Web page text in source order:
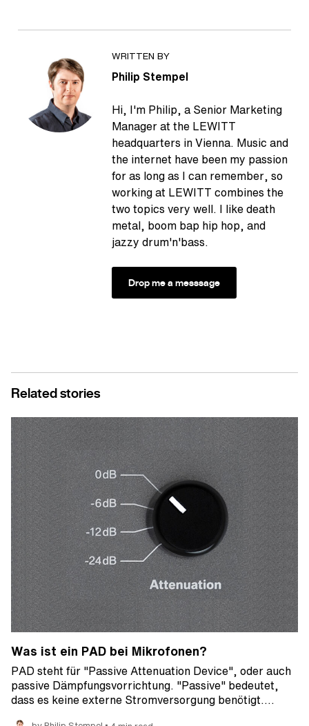
WRITTEN BY
Philip Stempel
Hi, I'm Philip, a Senior Marketing
Manager at the LEWITT
headquarters in Vienna. Music and
the internet have been my passion
for as long as I can remember, so
working at LEWITT combines the
two topics very well. I like death
metal, boom bap hip hop, and
jazzy drum'n'bass.
Drop me a messsage
Related stories
Was ist ein PAD bei Mikrofonen?
PAD steht für "Passive Attenuation Device", oder auch
passive Dämpfungsvorrichtung. "Passive" bedeutet,
dass es keine externe Stromversorgung benötigt.…